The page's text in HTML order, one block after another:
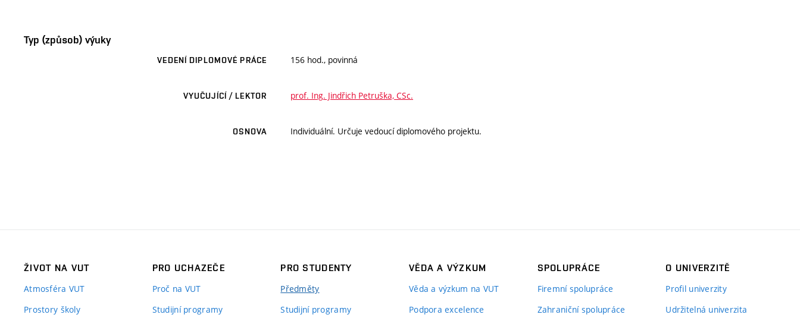
Typ (způsob) výuky
VEDENÍ DIPLOMOVÉ PRÁCE 156 hod., povinná
VYUČUJÍCÍ / LEKTOR prof. Ing. Jindřich Petruška, CSc.
OSNOVA Individuální. Určuje vedoucí diplomového projektu.
ŽIVOT NA VUT
Atmosféra VUT
Prostory školy
PRO UCHAZEČE
Proč na VUT
Studijní programy
PRO STUDENTY
Předměty
Studijní programy
VĚDA A VÝZKUM
Věda a výzkum na VUT
Podpora excelence
SPOLUPRÁCE
Firemní spolupráce
Zahraniční spolupráce
O UNIVERZITĚ
Profil univerzity
Udržitelná univerzita